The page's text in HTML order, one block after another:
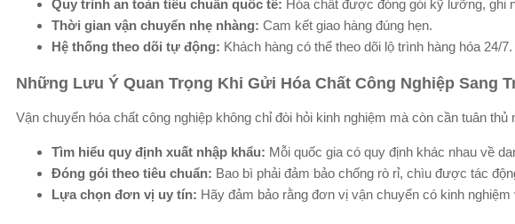
Quy trình an toàn tiêu chuẩn quốc tế: Hóa chất được đóng gói kỹ lưỡng, ghi
Thời gian vận chuyển nhẹ nhàng: Cam kết giao hàng đúng hẹn.
Hệ thống theo dõi tự động: Khách hàng có thể theo dõi lộ trình hàng hóa 24/7.
Những Lưu Ý Quan Trọng Khi Gửi Hóa Chất Công Nghiệp Sang
Vận chuyển hóa chất công nghiệp không chỉ đòi hỏi kinh nghiệm mà còn cần tuân
Tìm hiểu quy định xuất nhập khẩu: Mỗi quốc gia có quy định khác nhau về
Đóng gói theo tiêu chuẩn: Bao bì phải đảm bảo chống rò rỉ, chìu được tác
Lựa chọn đơn vị uy tín: Hãy đảm bảo rằng đơn vị vận chuyển có kinh